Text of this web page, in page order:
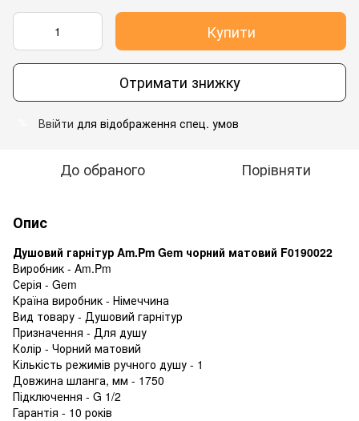
Купити
Отримати знижку
Ввійти для відображення спец. умов
До обраного Порівняти
Опис
Душовий гарнітур Am.Pm Gem чорний матовий F0190022
Виробник - Am.Pm
Серія - Gem
Країна виробник - Німеччина
Вид товару - Душовий гарнітур
Призначення - Для душу
Колір - Чорний матовий
Кількість режимів ручного душу - 1
Довжина шланга, мм - 1750
Підключення - G 1/2
Гарантія - 10 років